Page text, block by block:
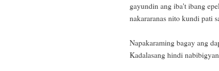
gayundin ang iba't ibang
nakararanas nito kundi pati
Napakaraming bagay ang
Kadalasang hindi